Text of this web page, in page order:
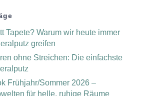
Tapete? Warum wir heute immer
greifen
ohne Streichen: Die einfachste
Frühjahr/Sommer 2026 –
für helle, ruhige Räume